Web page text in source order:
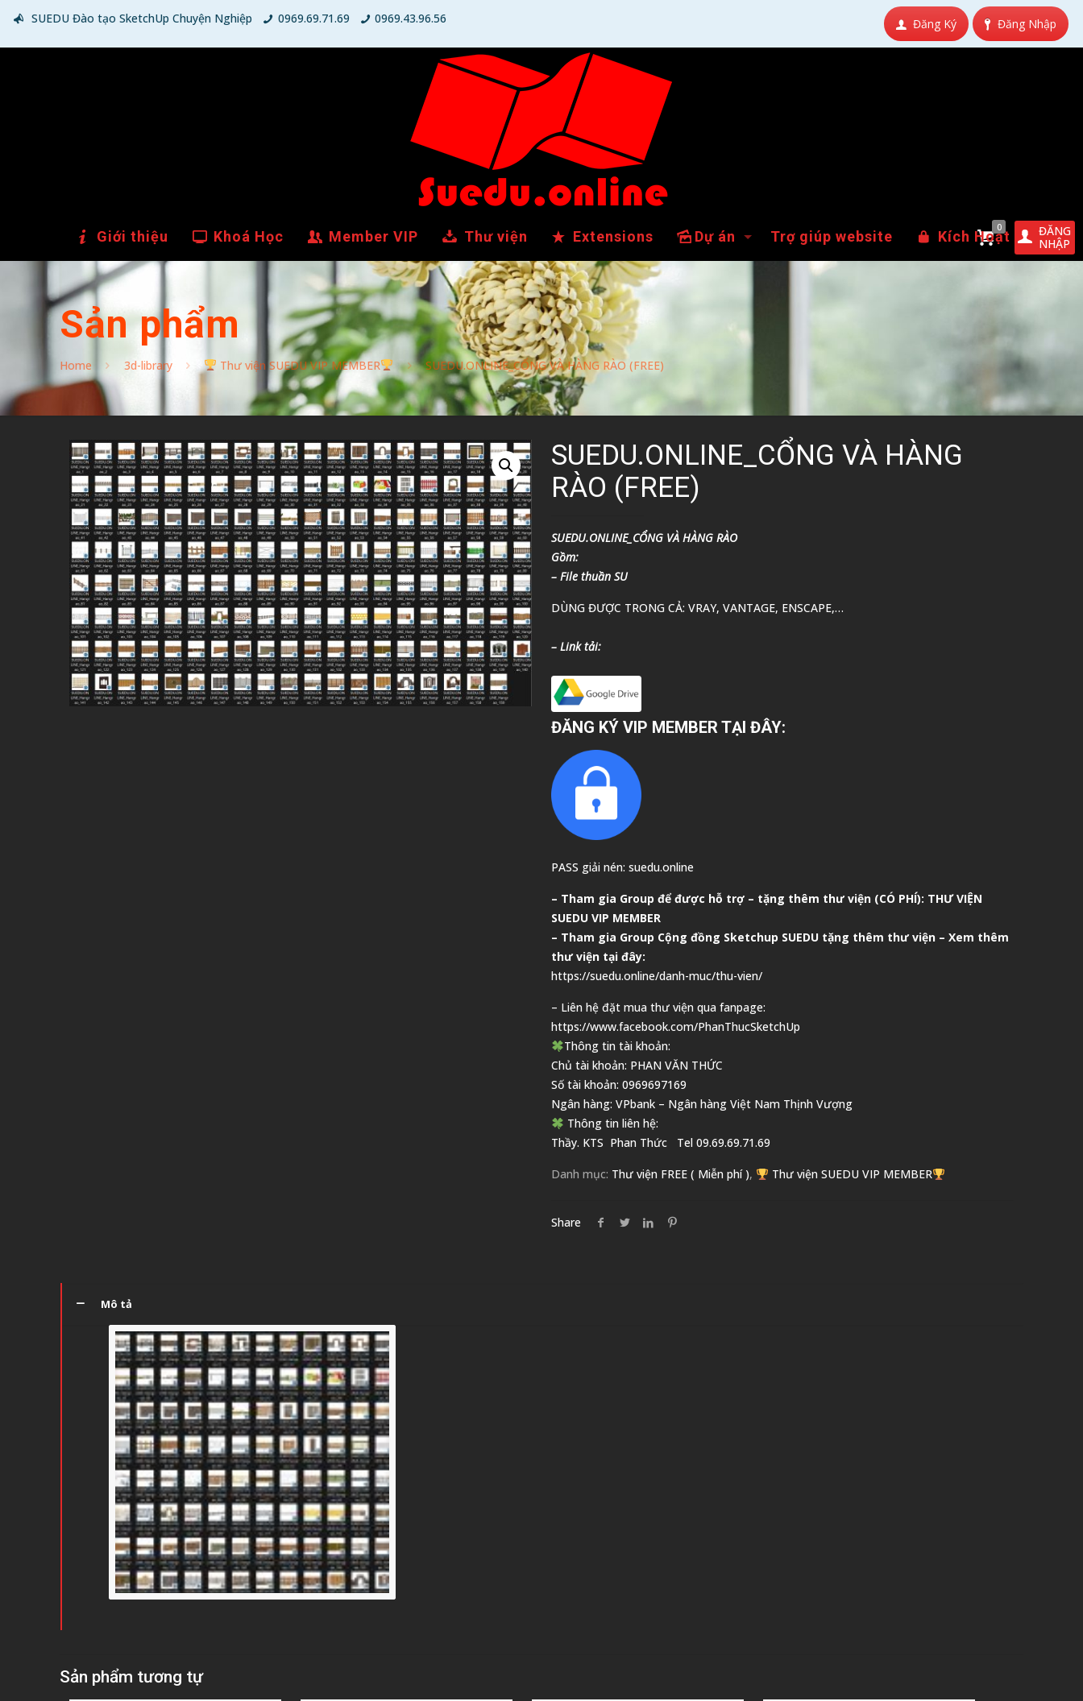
SUEDU Đào tạo SketchUp Chuyện Nghiệp 0969.69.71.69 0969.43.96.56 Đăng Nhập
Đăng Ký
Giới thiệu Khoá Học Member VIP Thư viện Extensions Dự án Trợ giúp website Kích Hoạt
0
ĐĂNG
NHẬP
Sản phẩm
Home 3d-library Thư viện SUEDU VIP MEMBER SUEDU.ONLINE_CỔNG VÀ HÀNG RÀO (FREE)
SUEDU.ONLINE_CỔNG VÀ HÀNG
RÀO (FREE)
SUEDU.ONLINE_CỔNG VÀ HÀNG RÀO
Gồm:
– File thuần SU
DÙNG ĐƯỢC TRONG CẢ: VRAY, VANTAGE, ENSCAPE,…
– Link tải:
ĐĂNG KÝ VIP MEMBER TẠI ĐÂY:
PASS giải nén: suedu.online
– Tham gia Group để được hỗ trợ – tặng thêm thư viện (CÓ PHÍ): THƯ VIỆN
SUEDU VIP MEMBER
– Tham gia Group Cộng đồng Sketchup SUEDUtặng thêm thư viện – Xem thêm
thư viện tại đây:
https://suedu.online/danh-muc/thu-vien/
– Liên hệ đặt mua thư viện qua fanpage:
https://www.facebook.com/PhanThucSketchUp
Thông tin tài khoản:
Chủ tài khoản: PHAN VĂN THỨC
Số tài khoản: 0969697169
Ngân hàng: VPbank – Ngân hàng Việt Nam Thịnh Vượng
Thông tin liên hệ:
Thầy. KTS Phan ThứcTel 09.69.69.71.69
Danh mục: Thư viện FREE ( Miễn phí ), Thư viện SUEDU VIP MEMBER
Share
Mô tả
Sản phẩm tương tự